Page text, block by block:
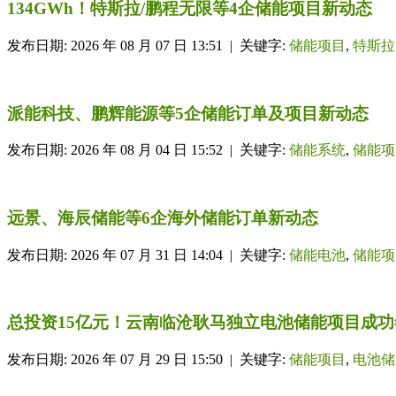
134GWh！特斯拉/鹏程无限等4企储能项目新动态
发布日期: 2026 年 08 月 07 日 13:51 | 关键字: 储能项目 , 特斯拉
派能科技、鹏辉能源等5企储能订单及项目新动态
发布日期: 2026 年 08 月 04 日 15:52 | 关键字: 储能系统, 储能项
远景、海辰储能等6企海外储能订单新动态
发布日期: 2026 年 07 月 31 日 14:04 | 关键字: 储能电池, 储能项
总投资15亿元！云南临沧耿马独立电池储能项目成
发布日期: 2026 年 07 月 29 日 15:50 | 关键字: 储能项目 , 电池